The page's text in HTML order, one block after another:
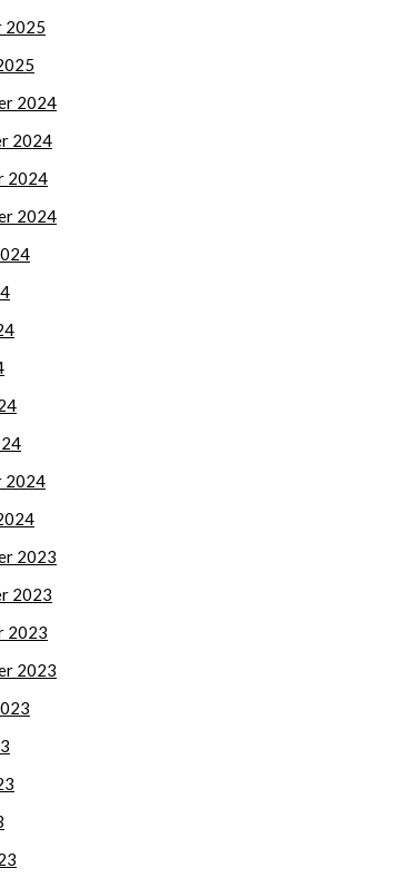
2025
2024
2024
2024
2024
2024
2023
2023
2023
2023